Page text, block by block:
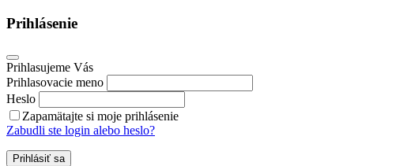
Prihlásenie
Prihlasujeme Vás
Prihlasovacie meno
Heslo
Zapamätajte si moje prihlásenie
Zabudli ste login alebo heslo?
Prihlásiť sa